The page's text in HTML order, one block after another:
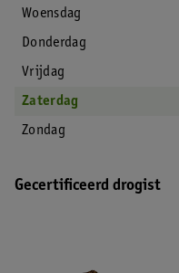
Woensdag
Donderdag
Vrijdag
Zaterdag
Zondag
Gecertificeerd drogist